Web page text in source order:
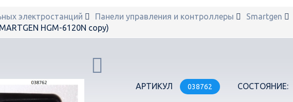
электростанций Панели управления и контроллеры
Smartgen
HGM-6120N copy)
АРТИКУЛ 038762 СОСТОЯНИЕ: